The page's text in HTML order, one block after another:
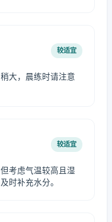
较适宜
大，晨练时请注意
较适宜
考虑气温较高且湿
时补充水分。